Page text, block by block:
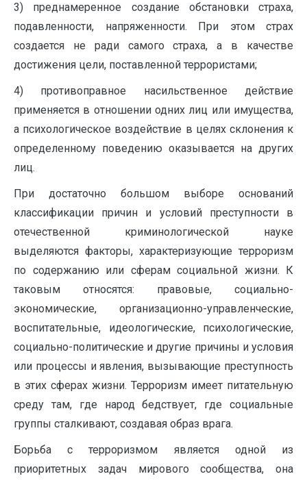
3) преднамеренное создание обстановки страха,
подавленности, напряженности. При этом страх
создается не ради самого страха, а в качестве
достижения цели, поставленной террористами;
4) противоправное насильственное действие
применяется в отношении одних лиц или имущества,
а психологическое воздействие в целях склонения к
определенному поведению оказывается на других
лиц.
При достаточно большом выборе оснований
классификации причин и условий преступности в
отечественной криминологической науке
выделяются факторы, характеризующие терроризм
по содержанию или сферам социальной жизни. К
таковым относятся: правовые, социально-
экономические, организационно-управленческие,
воспитательные, идеологические, психологические,
социально-политические и другие причины и условия
или процессы и явления, вызывающие преступность
в этих сферах жизни. Терроризм имеет питательную
среду там, где народ бедствует, где социальные
группы сталкивают, создавая образ врага.
Борьба с терроризмом является одной из
приоритетных задач мирового сообщества, она